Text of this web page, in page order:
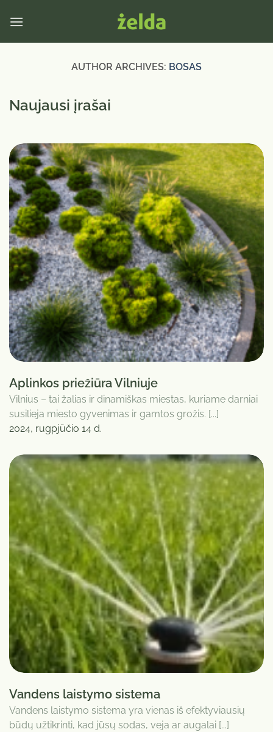
AUTHOR ARCHIVES: BOSAS
Naujausi įrašai
Aplinkos priežiūra Vilniuje
Vilnius – tai žalias ir dinamiškas miestas, kuriame darniai
susilieja miesto gyvenimas ir gamtos grožis. [...]
2024, rugpjūčio 14 d.
Vandens laistymo sistema
Vandens laistymo sistema yra vienas iš efektyviausių
būdų užtikrinti, kad jūsų sodas, veja ar augalai [...]